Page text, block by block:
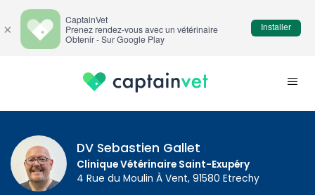
DV Sebastien Gallet
Clinique Vétérinaire Saint-Exupéry
4 Rue du Moulin À Vent, 91580 Etrechy
×
CaptainVet
Prenez rendez-vous avec un vétérinaire
Obtenir - Sur Google Play
Installer